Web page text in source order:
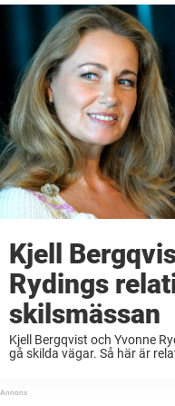
Kjell
Rydings
skilsmässan
Kjell Bergqvist och Yvonne
gå skilda vägar. Så här är